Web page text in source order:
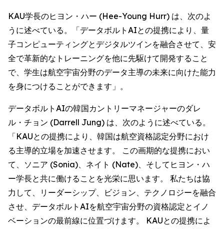
KAU学長のヒヨン・ハー (Hee-Young Hurr) は、次のよ
うに述べている。「データボルトAIとの提携により、量
子コンピューティングとデジタルツインを融合させて、安
全で革新的なトレーニングを他に先駆けて開発すること
で、学生は航空宇宙分野のデータ主導の未来に向けた能力
を身につけることができます」。
データボルトAIの韓国カントリーマネージャーのダレ
ル・チョン (Darrell Jung) は、次のように述べている。
「KAUとの提携により、韓国は航空資格認定分野におけ
る主導的立場を加速させます。 この画期的な提携におい
て、ソニア (Sonia)、ネイト (Nate)、そしてヒヨン・ハ
ー学長と共に働けることを光栄に思います。 私たちは協
力して、リーダーシップ、ビジョン、テクノロジーを融合
させ、データボルトAIを航空宇宙分野の資格認定とイノ
ベーションの最前線に位置づけます。 KAUとの提携によ